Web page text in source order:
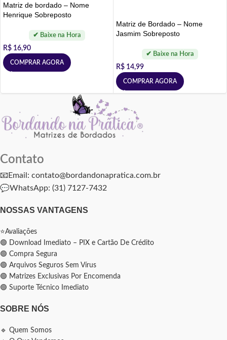
Matriz de bordado – Nome
Henrique Sobreposto
R$ 16,90
COMPRAR AGORA
Matriz de Bordado – Nome
Jasmim Sobreposto
R$ 14,99
COMPRAR AGORA
Contato
📧Email: contato@bordandonapratica.com.br
💬WhatsApp: (31) 7127-7432
NOSSAS VANTAGENS
⭐Avaliações
🟢 Download Imediato – PIX e Cartão De Crédito
🟢 Compra Segura
🟢 Arquivos Seguros Sem Vírus
🟢 Matrizes Exclusivas Por Encomenda
🟢 Suporte Técnico Imediato
SOBRE NÓS
🔹 Quem Somos